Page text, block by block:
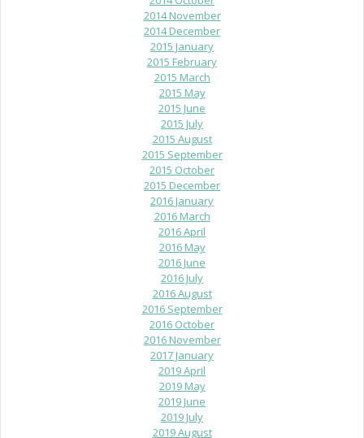
2014 November
2014 December
2015 January
2015 February
2015 March
2015 May
2015 June
2015 July
2015 August
2015 September
2015 October
2015 December
2016 January
2016 March
2016 April
2016 May
2016 June
2016 July
2016 August
2016 September
2016 October
2016 November
2017 January
2019 April
2019 May
2019 June
2019 July
2019 August